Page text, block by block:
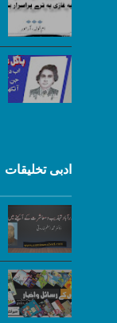
ادبی تخلیقات